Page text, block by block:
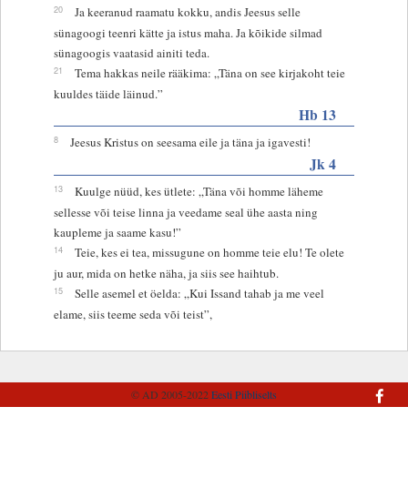
20
Ja keeranud raamatu kokku, andis Jeesus selle
sünagoogi teenri kätte ja istus maha. Ja kõikide silmad
sünagoogis vaatasid ainiti teda.
21
Tema hakkas neile rääkima: „Täna on see kirjakoht teie
kuuldes täide läinud.”
Hb 13
8 Jeesus Kristus on seesama eile ja täna ja igavesti!
Jk 4
13
Kuulge nüüd, kes ütlete: „Täna või homme läheme
sellesse või teise linna ja veedame seal ühe aasta ning
kaupleme ja saame kasu!”
14
Teie, kes ei tea, missugune on homme teie elu! Te olete
ju aur, mida on hetke näha, ja siis see haihtub.
15
Selle asemel et öelda: „Kui Issand tahab ja me veel
elame, siis teeme seda või teist”,
© AD 2005-2022Eesti Piibliselts